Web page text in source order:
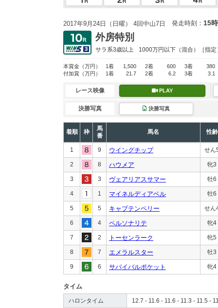
2017年9月24日（日曜） 4回中山7日 発走時刻： 15
外房特別
サラ系3歳以上 1000万円以下 （混合）［指定
本賞金 （万円） 1着 1,500 2着 600 3着
380
付加賞 （万円） 1着 21.7 2着 6.2 3着 3.1
レース映像 PLAY
決勝写真 決勝写真
着順 枠
馬
番
馬名 性齢
1 9 ウイングチップ せん
2 8 ハウメア 牝3
3 3 ヴェアリアスサマー 牡6
4 1 マイネルディアベル 牡6
5 5 キャプテンペリー せん
6 4 ペルソナリテ 牝4
7 2 トーセンラーク 牝5
8 7 エメラルスター 牡3
9 6 サバイバルポケット 牝4
タイム
ハロンタイム 12.7 - 11.6 - 11.6 - 11.3 - 11.5 -